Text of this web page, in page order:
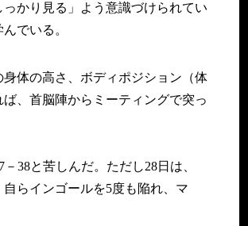
かり見る」よう意識づけられてい
でいる。
体の高さ、ボディポジション（体
、首脳陣からミーティングで突っ
38と苦しんだ。ただし28日は、
らインゴールを5度も陥れ、マ